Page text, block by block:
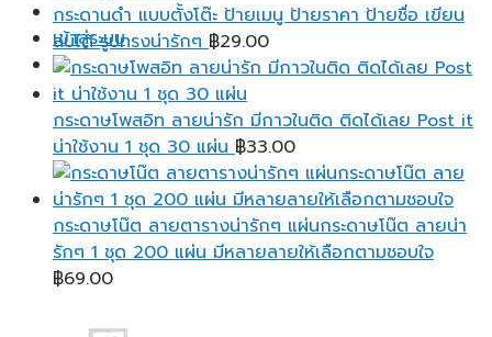
เข้าสู่ระบบ
through
฿95.00
กระดานดำ แบบตั้งโต๊ะ ป้ายเมนู ป้ายราคา ป้ายชื่อ เขียน
ลบได้ รูปทรงน่ารักๆ ฿29.00
กระดาษโพสอิท ลายน่ารัก มีกาวในติด ติดได้เลย Post it
น่าใช้งาน 1 ชุด 30 แผ่น ฿33.00
กระดาษโน๊ต ลายตารางน่ารักๆ แผ่นกระดาษโน๊ต ลายน่า
รักๆ 1 ชุด 200 แผ่น มีหลายลายให้เลือกตามชอบใจ
฿69.00